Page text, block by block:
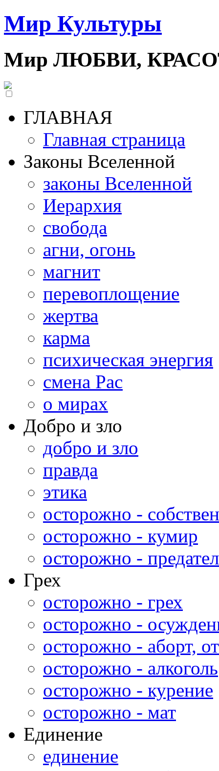
Мир Культуры
Мир ЛЮБВИ,
ГЛАВНАЯ
Главная страница
Законы Вселенной
законы Вселенной
Иерархия
свобода
агни, огонь
магнит
перевоплощение
жертва
карма
психическая энергия
смена Рас
о мирах
Добро и зло
добро и зло
правда
этика
осторожно -
осторожно - кумир
осторожно -
Грех
осторожно - грех
осторожно -
осторожно - аборт,
осторожно - алкоголь
осторожно - курение
осторожно - мат
Единение
единение